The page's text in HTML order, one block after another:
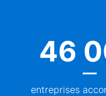
46
entreprises